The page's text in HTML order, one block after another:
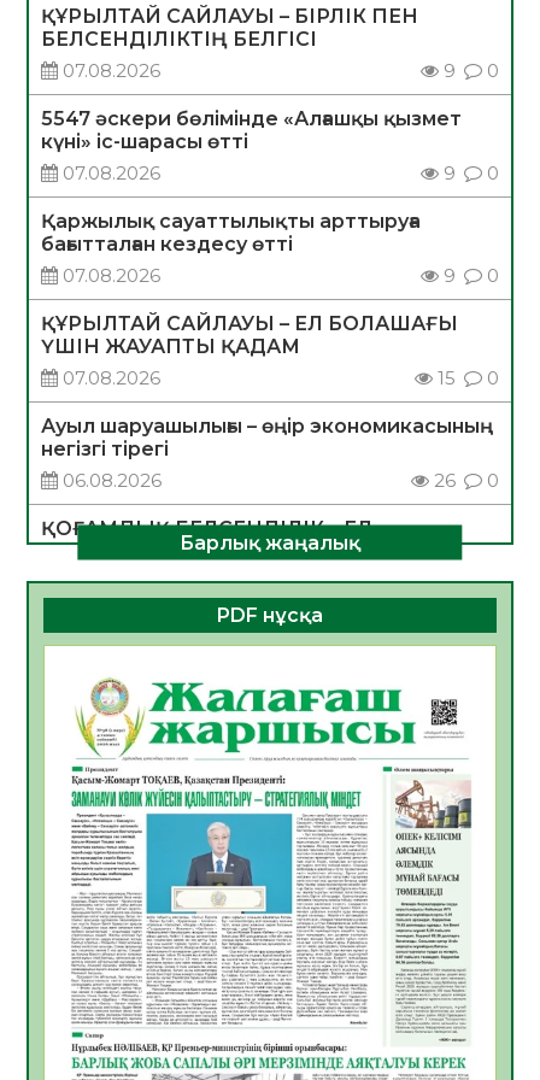
ҚҰРЫЛТАЙ САЙЛАУЫ – БІРЛІК ПЕН
БЕЛСЕНДІЛІКТІҢ БЕЛГІСІ
07.08.2026
9 0
5547 әскери бөлімінде «Алғашқы қызмет
күні» іс-шарасы өтті
07.08.2026
9 0
Қаржылық сауаттылықты арттыруға
бағытталған кездесу өтті
07.08.2026
9 0
ҚҰРЫЛТАЙ САЙЛАУЫ – ЕЛ БОЛАШАҒЫ
ҮШІН ЖАУАПТЫ ҚАДАМ
07.08.2026
15 0
Ауыл шаруашылығы – өңір экономикасының
негізгі тірегі
06.08.2026
26 0
ҚОҒАМДЫҚ БЕЛСЕНДІЛІК – ЕЛ
ДАМУЫНЫҢ НЕГІЗІ
06.08.2026
24 0
ҚҰРЫЛТАЙ САЙЛАУЫ – БОЛАШАҚҚА
БАСТАР ЖАУАПТЫ ТАҢДАУ
06.08.2026
Инфекциялық ауруларға қарсы иммундау
жұмыстарының тиімділігі
06.08.2026
28
Көкжөтел ауруы туралы
06.08.2026
25
АПВ вакцинасы туралы мәлімет
06.08.2026
26
Open Air: Қызылорда облысы полиция
департаменті 20 мыңнан астам
көрерменнің қауіпсіздігін қамтамасыз етті
06.08.2026
38
Барлық жаңалық
PDF нұсқа